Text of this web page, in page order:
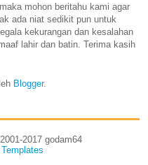
mohon beritahu kami agar
ada niat sedikit pun untuk
kekurangan dan kesalahan
lahir dan batin. Terima kasih
Blogger.
2017 godam64